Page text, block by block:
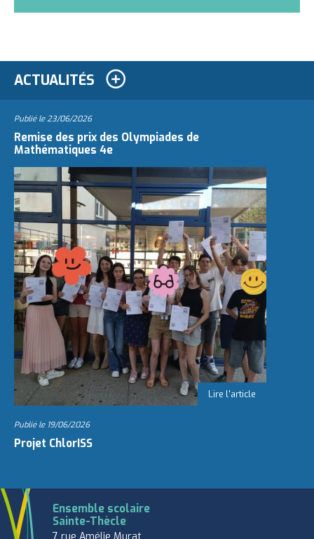
ACTUALITÉS
Publié le23/06/2026
Remise des prix des Olympiades de
Mathématiques 4e
Publié le 19/06/2026
Projet ChlorISS
Ensemble scolaire
Sainte-Thècle